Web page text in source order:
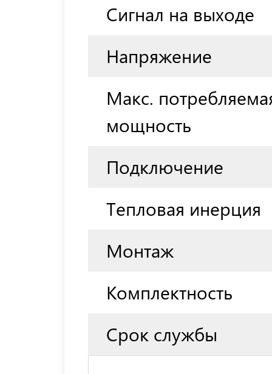
Сигнал на выходе
Напряжение
Макс.
мощность
Подключение
Тепловая инерция
Монтаж
Комплектность
Срок службы